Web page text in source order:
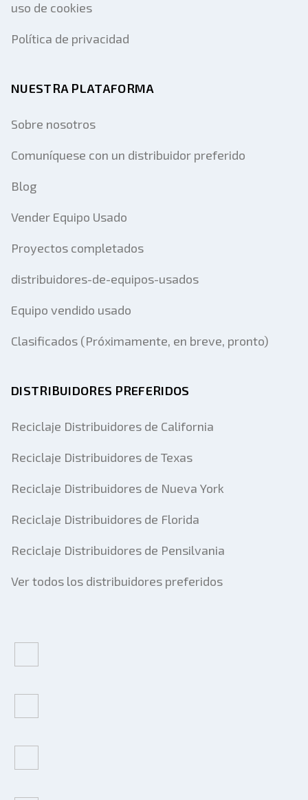
uso de cookies
Política de privacidad
NUESTRA PLATAFORMA
Sobre nosotros
Comuníquese con un distribuidor preferido
Blog
Vender Equipo Usado
Proyectos completados
distribuidores-de-equipos-usados
Equipo vendido usado
Clasificados (Próximamente, en breve, pronto)
DISTRIBUIDORES PREFERIDOS
Reciclaje Distribuidores de California
Reciclaje Distribuidores de Texas
Reciclaje Distribuidores de Nueva York
Reciclaje Distribuidores de Florida
Reciclaje Distribuidores de Pensilvania
Ver todos los distribuidores preferidos